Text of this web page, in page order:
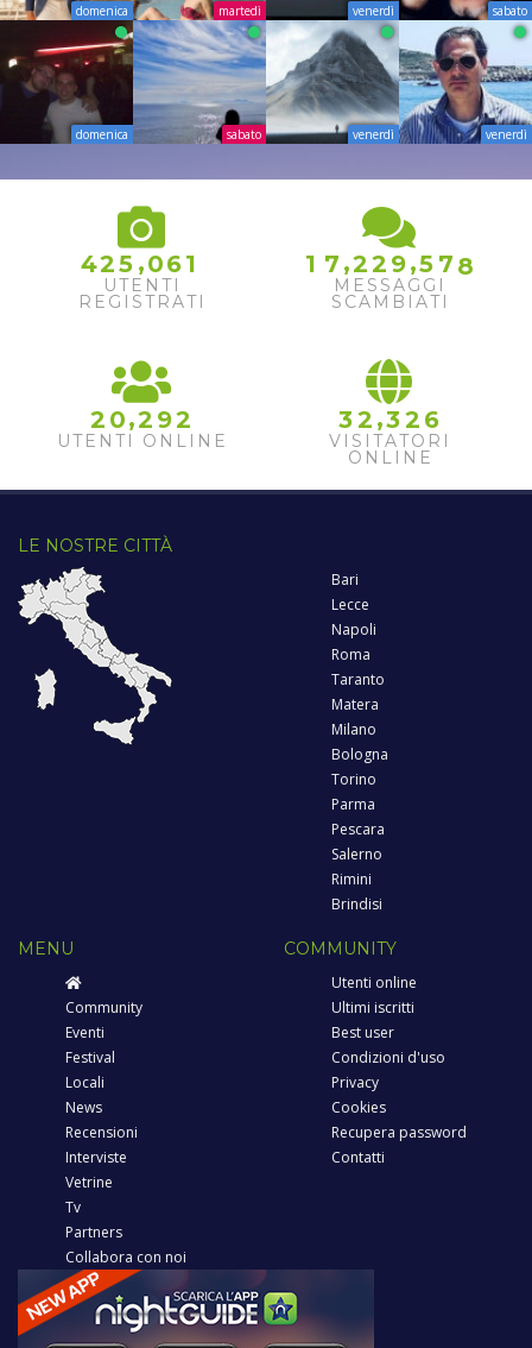
domenica martedì venerdì sabato
domenica sabato venerdì venerdì
425 ,061
UTENTI
REGISTRATI
1 7 ,22 9,5 7 8
MESSAGGI
SCAMBIATI
2 0,2 92
UTENTI ONLINE
32 ,32 6
VISITATORI
ONLINE
LE NOSTRE CITTÀ
Bari
Lecce
Napoli
Roma
Taranto
Matera
Milano
Bologna
Torino
Parma
Pescara
Salerno
Rimini
Brindisi
MENU
Community
Eventi
Festival
Locali
News
Recensioni
Interviste
Vetrine
Tv
Partners
Collabora con noi
COMMUNITY
Utenti online
Ultimi iscritti
Best user
Condizioni d'uso
Privacy
Cookies
Recupera password
Contatti